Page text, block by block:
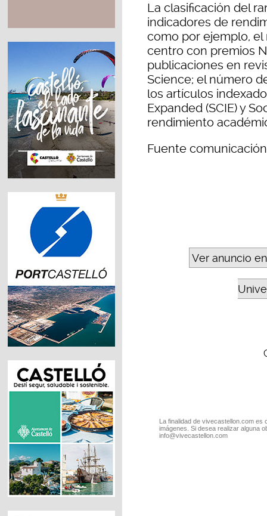
La clasificación del
indicadores de
como por ejemplo,
centro con premios
publicaciones en
Science; el número
los artículos
Expanded (SCIE) y
rendimiento
Fuente
Ver anuncio
La finalidad de vivecastellon.com
imágenes. Si desea realizar alguna
info@vivecastellon.com